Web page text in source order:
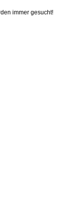
immer gesucht!